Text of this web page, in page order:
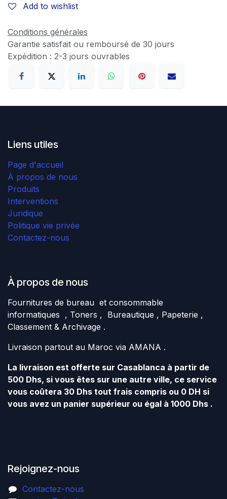
Add to wishlist
Conditions générales
Garantie satisfait ou remboursé de 30 jours
Expédition : 2-3 jours ouvrables
Liens utiles
Page d'accueil
À propos de nous
Produits
Interventions
Juridique
Politique vie privée
Contactez-nous
À propos de nous
Fournitures de bureau et consommable
informatiques , Toners , Bureautique , Papeterie ,
Classement & Archivage .
Livraison partout au Maroc via AMANA .
La livraison est offerte sur Casablanca à partir de
500 Dhs, si vous êtes sur une autre ville, ce service
vous coûtera 30 Dhs tout frais compris ou 0 DH si
vous avez un panier supérieur ou égal à 1000 Dhs .
Rejoignez-nous
Contactez-nous